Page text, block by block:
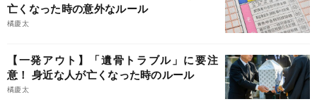
亡くなった時の意外なルール
橘慶太
【一発アウト】「遺骨トラブル」に要注
意！ 身近な人が亡くなった時のルール
橘慶太